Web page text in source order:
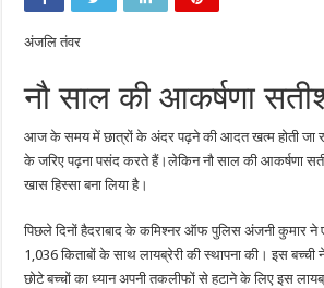
अंजलि तंवर
नौ साल की आकर्षणा
आज के समय में छात्रों के अंदर पढ़ने की आदत खत्म होती जा
के जरिए पढ़ना पसंद करते हैं।लेकिन नौ साल की आकर्षणा
खास हिस्सा बना लिया है।
पिछले दिनों हैदराबाद के कमिश्नर ऑफ पुलिस अंजनी कुमार
1,036 किताबों के साथ लायब्रेरी की स्थापना की। इस
छोटे बच्चों का ध्यान अपनी तकलीफों से हटाने के लिए इस